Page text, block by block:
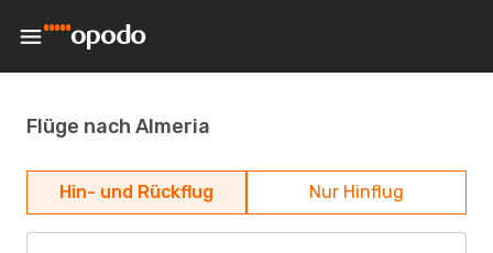
Flüge nach Almeria
Hin- und Rückflug Nur Hinflug